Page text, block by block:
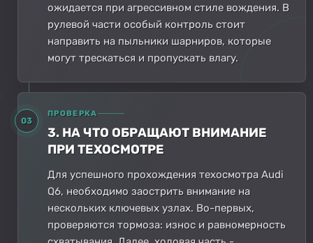
ожидается при агрессивном стиле вождения. В
рулевой части особый контроль стоит
направить на пыльники шарниров, которые
могут трескаться и пропускать влагу.
03
ПРОВЕРКА
3. НА ЧТО ОБРАЩАЮТ ВНИМАНИЕ
ПРИ ТЕХОСМОТРЕ
Для успешного прохождения техосмотра Audi
Q6, необходимо заострить внимание на
нескольких ключевых узлах. Во-первых,
проверяются тормоза: износ и равномерность